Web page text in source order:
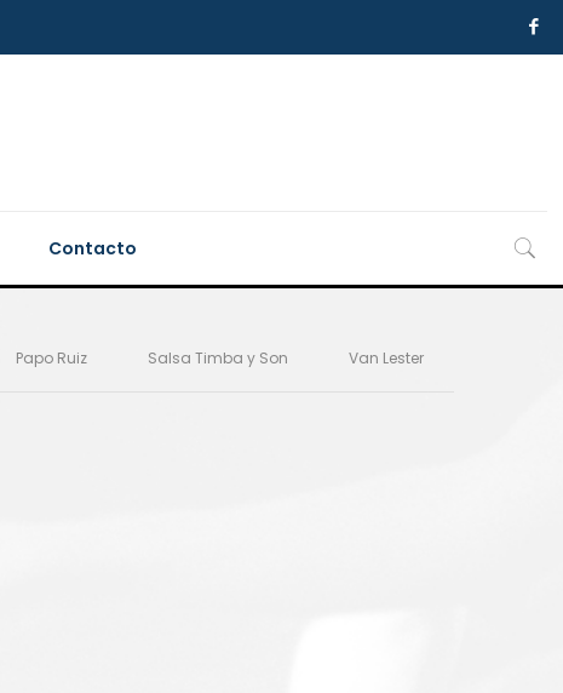
Contacto
Papo Ruiz Salsa Timba y Son Van Lester